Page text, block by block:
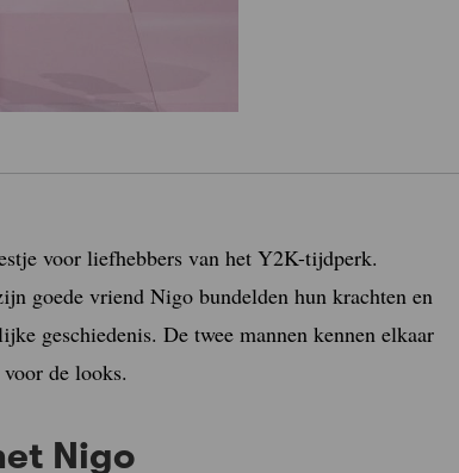
voor liefhebbers van het Y2K-tijdperk.
goede vriend Nigo bundelden hun krachten en
geschiedenis. De twee mannen kennen elkaar
de looks.
Nigo